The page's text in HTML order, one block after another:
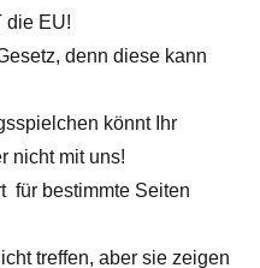
die EU!
denn diese kann
könnt Ihr
nicht mit uns!
für bestimmte Seiten
treffen, aber sie zeigen